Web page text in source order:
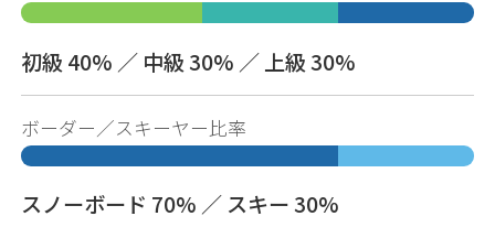
初級 40% ／ 中級 30% ／ 上級 30%
ボーダー／スキーヤー比率
スノーボード 70% ／ スキー 30%